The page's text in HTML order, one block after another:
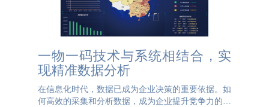
一物一码技术与系统相结合，实
现精准数据分析
在信息化时代，数据已成为企业决策的重要依据。如
何高效的采集和分析数据，成为企业提升竞争力的关